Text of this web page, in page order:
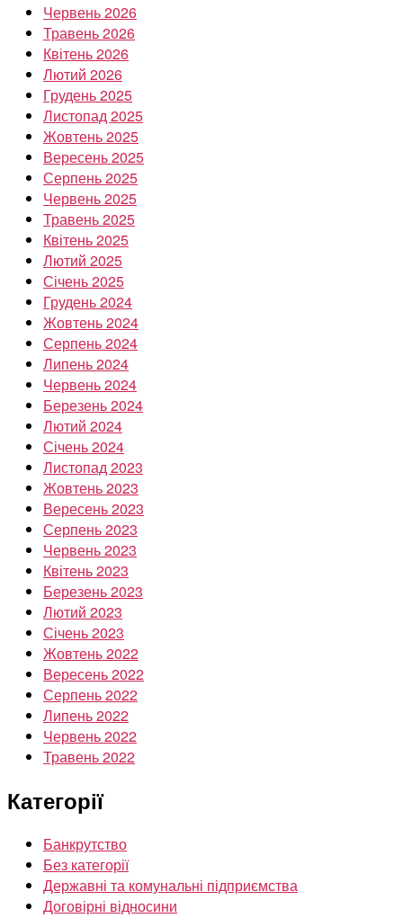
Червень 2026
Травень 2026
Квітень 2026
Лютий 2026
Грудень 2025
Листопад 2025
Жовтень 2025
Вересень 2025
Серпень 2025
Червень 2025
Травень 2025
Квітень 2025
Лютий 2025
Січень 2025
Грудень 2024
Жовтень 2024
Серпень 2024
Липень 2024
Червень 2024
Березень 2024
Лютий 2024
Січень 2024
Листопад 2023
Жовтень 2023
Вересень 2023
Серпень 2023
Червень 2023
Квітень 2023
Березень 2023
Лютий 2023
Січень 2023
Жовтень 2022
Вересень 2022
Серпень 2022
Липень 2022
Червень 2022
Травень 2022
Категорії
Банкрутство
Без категорії
Державні та комунальні підприємства
Договірні відносини